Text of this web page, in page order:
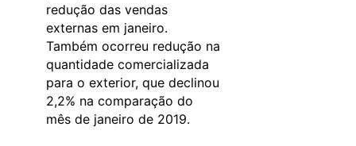
redução das vendas
externas em janeiro.
Também ocorreu redução na
quantidade comercializada
para o exterior, que declinou
2,2% na comparação do
mês de janeiro de 2019.